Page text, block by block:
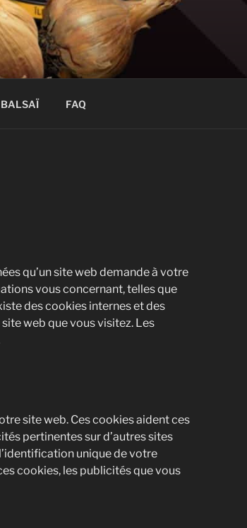
FAQ
qu’un site web demande à votre
vous concernant, telles que
des cookies internes et des
web que vous visitez. Les
site web. Ces cookies aident ces
pertinentes sur d’autres sites
unique de votre
cookies, les publicités que vous